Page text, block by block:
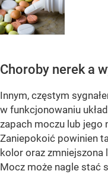
Choroby nerek a
Innym, częstym
w funkcjonowaniu
zapach moczu lub jego
Zaniepokoić powinien
kolor oraz
Mocz może nagle stać